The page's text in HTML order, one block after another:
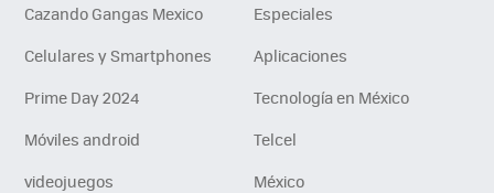
Cazando Gangas Mexico
Especiales
Celulares y Smartphones
Aplicaciones
Prime Day 2024
Tecnología en México
Móviles android
Telcel
videojuegos
México